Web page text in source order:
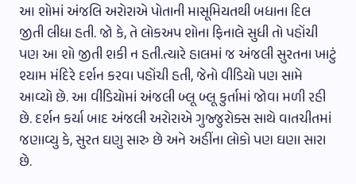
આ શોમાં અંજલિ અરોરાએ પોતાની માસૂમિયતથી બધાના દિલ
જીતી લીધા હતી. જો કે, તે લોકઅપ શોના ફિનાલે સુધી તો પહોંચી
પણ આ શો જીતી શકી ન હતી.ત્યારે હાલમાં જ અંજલી સુરતના ખાટું
શ્યામ મંદિરે દર્શન કરવા પહોંચી હતી, જેનો વીડિયો પણ સામે
આવ્યો છે. આ વીડિયોમાં અંજલી બ્લૂ બ્લૂ કુર્તામાં જોવા મળી રહી
છે. દર્શન કર્યા બાદ અંજલી અરોરાએ ગુજ્જુરોક્સ સાથે વાતચીતમાં
જણાવ્યુ કે, સુરત ઘણુ સારુ છે અને અહીંના લોકો પણ ઘણા સારા
છે.